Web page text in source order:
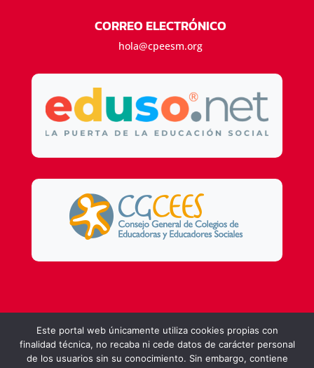
CORREO ELECTRÓNICO
hola@cpeesm.org
Este portal web únicamente utiliza cookies propias con
finalidad técnica, no recaba ni cede datos de carácter personal
de los usuarios sin su conocimiento. Sin embargo, contiene